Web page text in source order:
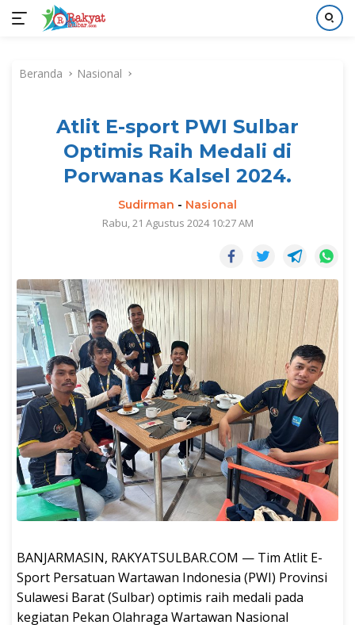
kontenBeranda Nasional
Atlit E-sport PWI Sulbar
Optimis Raih Medali di
Porwanas Kalsel 2024.
Sudirman - Nasional
Rabu, 21 Agustus 2024 10:27 AM
BANJARMASIN, RAKYATSULBAR.COM — Tim Atlit E-
Sport Persatuan Wartawan Indonesia (PWI) Provinsi
Sulawesi Barat (Sulbar) optimis raih medali pada
kegiatan Pekan Olahraga Wartawan Nasional